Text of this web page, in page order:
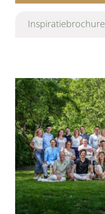
Inspiratiebrochure